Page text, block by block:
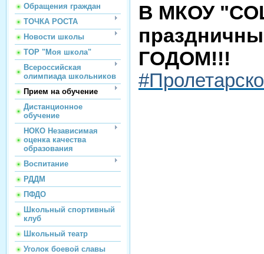
Обращения граждан
ТОЧКА РОСТА
Новости школы
ТОР "Моя школа"
Всероссийская
олимпиада школьников
Прием на обучение
Дистанционное
обучение
НОКО Независимая
оценка качества
образования
Воспитание
РДДМ
ПФДО
Школьный спортивный
клуб
Школьный театр
Уголок боевой славы
В МКОУ
ГОДОМ!!!